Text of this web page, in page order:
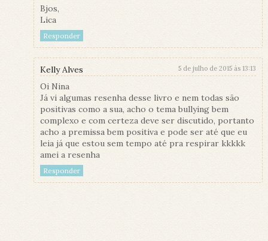
Bjos,
Lica
Responder
Kelly Alves 5 de julho de 2015 às 13:13
Oi Nina
Já vi algumas resenha desse livro e nem todas são
positivas como a sua, acho o tema bullying bem
complexo e com certeza deve ser discutido, portanto
acho a premissa bem positiva e pode ser até que eu
leia já que estou sem tempo até pra respirar kkkkk
amei a resenha
Responder